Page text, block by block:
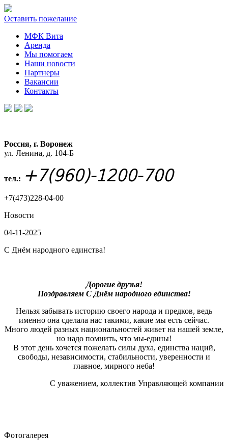
Оставить пожелание
МФК Вита
Аренда
Мы помогаем
Наши новости
Партнеры
Вакансии
Контакты
Россия, г. Воронеж
ул. Ленина, д. 104-Б
тел.: +7(960)-1200-700
+7(473)228-04-00
Новости
04-11-2025
С Днём народного единства!
Дорогие друзья!
Поздравляем С Днём народного единства!
Нельзя забывать историю своего народа и предков, ведь
именно она сделала нас такими, какие мы есть сейчас.
Много людей разных национальностей живет на нашей земле,
но надо помнить, что мы-едины!
В этот день хочется пожелать силы духа, единства наций,
свободы, независимости, стабильности, уверенности и
главное, мирного неба!
С уважением, коллектив Управляющей компании
Фотогалерея